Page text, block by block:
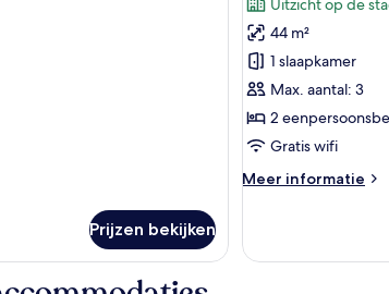
Prijzen bekijken
Twin
Room
laden
Uitzicht op de
44 m²
1 slaapkamer
Max. aantal: 3
2
Gratis wifi
Meer informatie
Meer
Twin